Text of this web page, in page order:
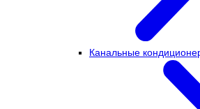
Канальные